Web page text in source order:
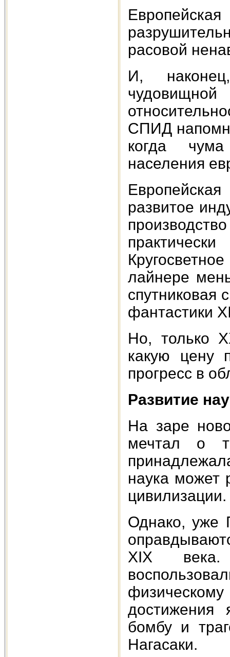
расовой
И,
СПИД
когда
населения
развитое
лайнере
спутниковая
фантастики
Но, только
какую цену
прогресс в
Развитие
На заре
мечтал о
наука может
цивилизации.
Однако, уже
XIX века.
достижения
бомбу и
Нагасаки.